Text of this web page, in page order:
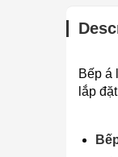
Bếp á
lắp